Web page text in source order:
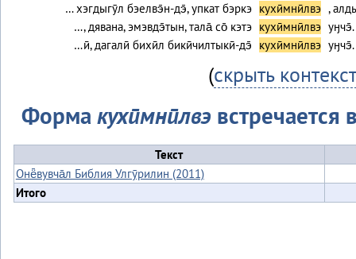
… хэгдыгӯл бэелвэ̄н-дэ̄, упкат бэркэ кухӣмнӣлвэ ,
…, дявана, эмэвдэ̄тын, тала̄ со̄ кэтэ кухӣмнӣлвэ уӈчэ̄.
…ӣ, дагалӣ бихӣл бикӣчилтыкӣ-дэ̄ кухӣмнӣлвэ уӈчэ̄.
(скрыть контекст
Формакухӣмнӣлвэ встречается
Текст
Онё̄вувча̄л Библия Улгӯрилин (2011)
Итого